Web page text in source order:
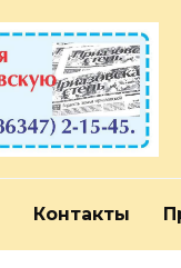
Контакты